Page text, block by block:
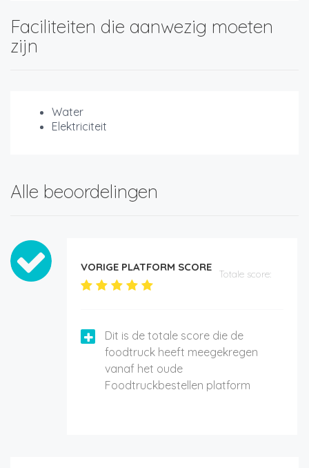
Faciliteiten die aanwezig moeten
zijn
Water
Elektriciteit
Alle beoordelingen
VORIGE PLATFORM SCORE
Totale score:
Dit is de totale score die de
foodtruck heeft meegekregen
vanaf het oude
Foodtruckbestellen platform